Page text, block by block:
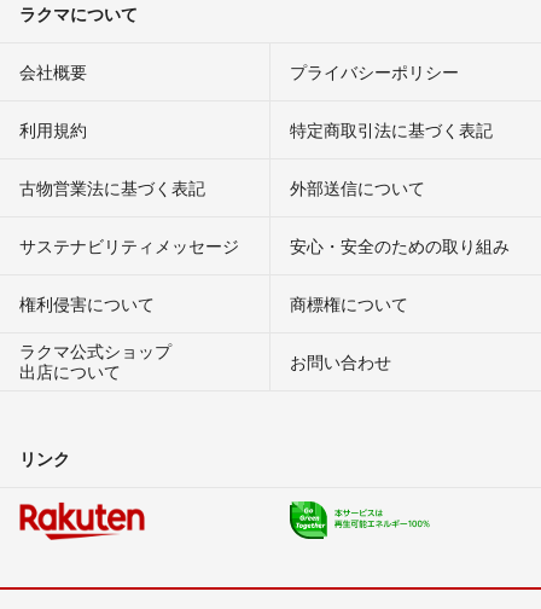
ラクマについて
会社概要 プライバシーポリシー
利用規約 特定商取引法に基づく表記
古物営業法に基づく表記 外部送信について
サステナビリティメッセージ 安心・安全のための取り組み
権利侵害について
商標権について
ラクマ公式ショップ
出店について
お問い合わせ
リンク